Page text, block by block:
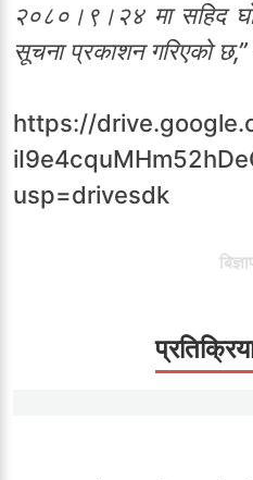
२०८०।९।२४ मा सहिद
सूचना प्रकाशन गरिएको
https://
usp=drivesdk